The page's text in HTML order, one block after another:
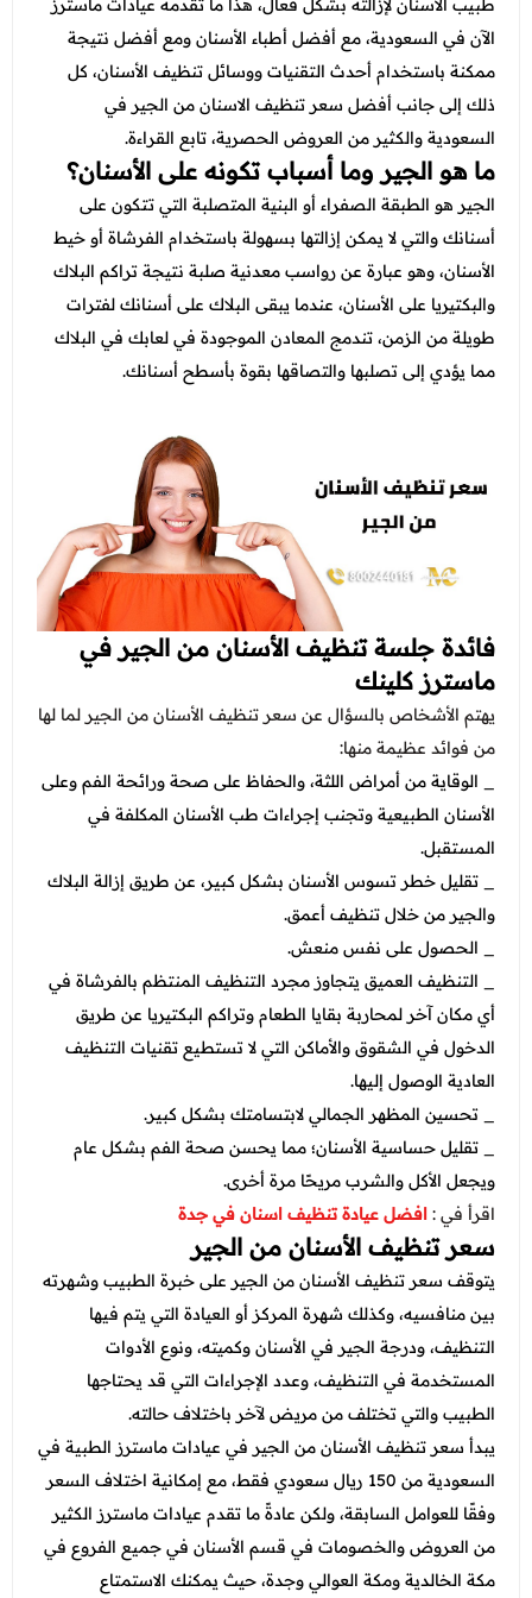
عروض قسم الطوارئ
عروض المختبر
عروض الاشعة
عروض الباطنة
عروض العظام
عروض الانف والاذن والحنجرة
عروض العلاج الطبيعي
طبيب الأسنان لإزالته بشكل فعال، هذا ما تقدمه عيادات ماسترز
الآن في السعودية، مع أفضل أطباء الأسنان ومع أفضل نتيجة
ممكنة باستخدام أحدث التقنيات ووسائل تنظيف الأسنان، كل
ذلك إلى جانب أفضل سعر تنظيف الاسنان من الجير في
السعودية والكثير من العروض الحصرية، تابع القراءة.
ما هو الجير وما أسباب تكونه على الأسنان؟
الجير هو الطبقة الصفراء أو البنية المتصلبة التي تتكون على
أسنانك والتي لا يمكن إزالتها بسهولة باستخدام الفرشاة أو خيط
الأسنان، وهو عبارة عن رواسب معدنية صلبة نتيجة تراكم البلاك
والبكتيريا على الأسنان، عندما يبقى البلاك على أسنانك لفترات
طويلة من الزمن، تندمج المعادن الموجودة في لعابك في البلاك
مما يؤدي إلى تصلبها والتصاقها بقوة بأسطح أسنانك.
فائدة جلسة تنظيف الأسنان من الجير في
ماسترز كلينك
يهتم الأشخاص بالسؤال عن سعر تنظيف الأسنان من الجير لما لها
من فوائد عظيمة منها:
_ الوقاية من أمراض اللثة، والحفاظ على صحة ورائحة الفم وعلى
الأسنان الطبيعية وتجنب إجراءات طب الأسنان المكلفة في
المستقبل.
_ تقليل خطر تسوس الأسنان بشكل كبير، عن طريق إزالة البلاك
والجير من خلال تنظيف أعمق.
_ الحصول على نفس منعش.
_ التنظيف العميق يتجاوز مجرد التنظيف المنتظم بالفرشاة في
أي مكان آخر لمحاربة بقايا الطعام وتراكم البكتيريا عن طريق
الدخول في الشقوق والأماكن التي لا تستطيع تقنيات التنظيف
العادية الوصول إليها.
_ تحسين المظهر الجمالي لابتسامتك بشكل كبير.
_ تقليل حساسية الأسنان؛ مما يحسن صحة الفم بشكل عام
ويجعل الأكل والشرب مريحًا مرة أخرى.
اقرأ في :افضل عيادة تنظيف اسنان في جدة
سعر تنظيف الأسنان من الجير
يتوقف سعر تنظيف الأسنان من الجير على خبرة الطبيب وشهرته
بين منافسيه، وكذلك شهرة المركز أو العيادة التي يتم فيها
التنظيف، ودرجة الجير في الأسنان وكميته، ونوع الأدوات
المستخدمة في التنظيف، وعدد الإجراءات التي قد يحتاجها
الطبيب والتي تختلف من مريض لآخر باختلاف حالته.
يبدأ سعر تنظيف الأسنان من الجير في عيادات ماسترز الطبية في
السعودية من 150 ريال سعودي فقط، مع إمكانية اختلاف السعر
وفقًا للعوامل السابقة، ولكن عادةً ما تقدم عيادات ماسترز الكثير
من العروض والخصومات في قسم الأسنان في جميع الفروع في
مكة الخالدية ومكة العوالي وجدة، حيث يمكنك الاستمتاع